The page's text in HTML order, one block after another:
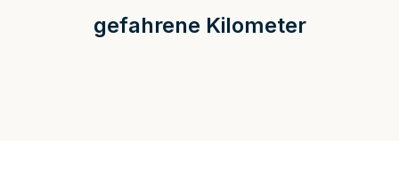
gefahrene Kilometer